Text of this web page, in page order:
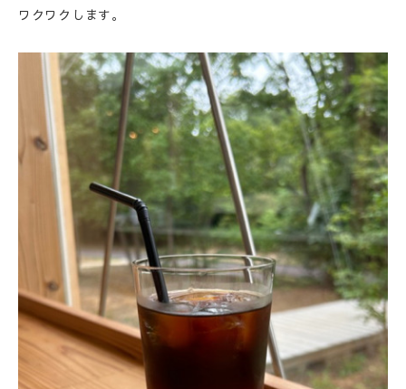
ワクワクします。